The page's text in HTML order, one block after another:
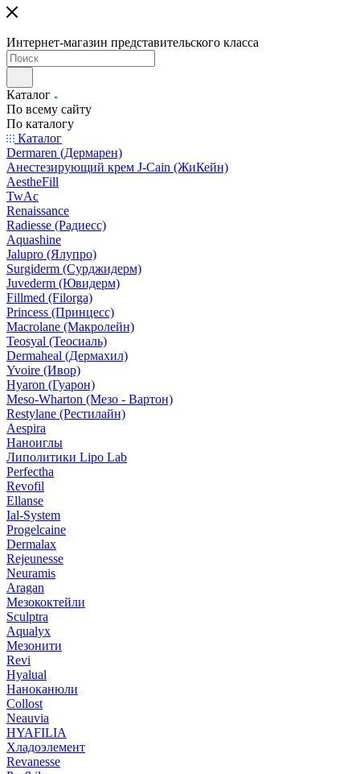
Интернет-магазин представительского класса
Каталог
По всему сайту
По каталогу
Каталог
Dermaren (Дермарен)
Анестезирующий крем J-Cain (ЖиКейн)
AestheFill
TwAc
Renaissance
Radiesse (Радиесс)
Aquashine
Jalupro (Ялупро)
Surgiderm (Сурджидерм)
Juvederm (Ювидерм)
Fillmed (Filorga)
Princess (Принцесс)
Macrolane (Макролейн)
Teosyal (Теосиаль)
Dermaheal (Дермахил)
Yvoire (Ивор)
Hyaron (Гуарон)
Meso-Wharton (Мезо - Вартон)
Restylane (Рестилайн)
Aespira
Наноиглы
Липолитики Lipo Lab
Perfectha
Revofil
Ellanse
Ial-System
Progelcaine
Dermalax
Rejeunesse
Neuramis
Aragan
Мезококтейли
Sculptra
Aqualyx
Мезонити
Revi
Hyalual
Наноканюли
Collost
Neauvia
HYAFILIA
Хладоэлемент
Revanesse